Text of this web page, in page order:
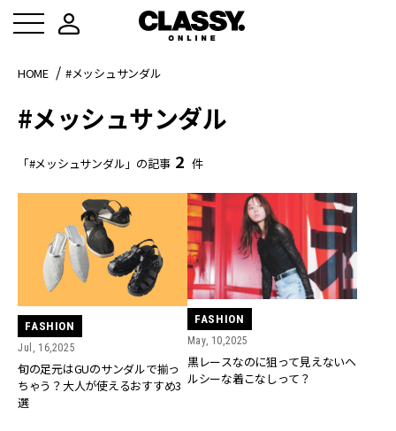
HOME #メッシュサンダル
#メッシュサンダル
「#メッシュサンダル」の記事 2 件
FASHION
Jul, 16,2025
旬の足元はGUのサンダルで揃っ
ちゃう？大人が使えるおすすめ3
選
FASHION
May, 10,2025
黒レースなのに狙って見えないヘ
ルシーな着こなしって？